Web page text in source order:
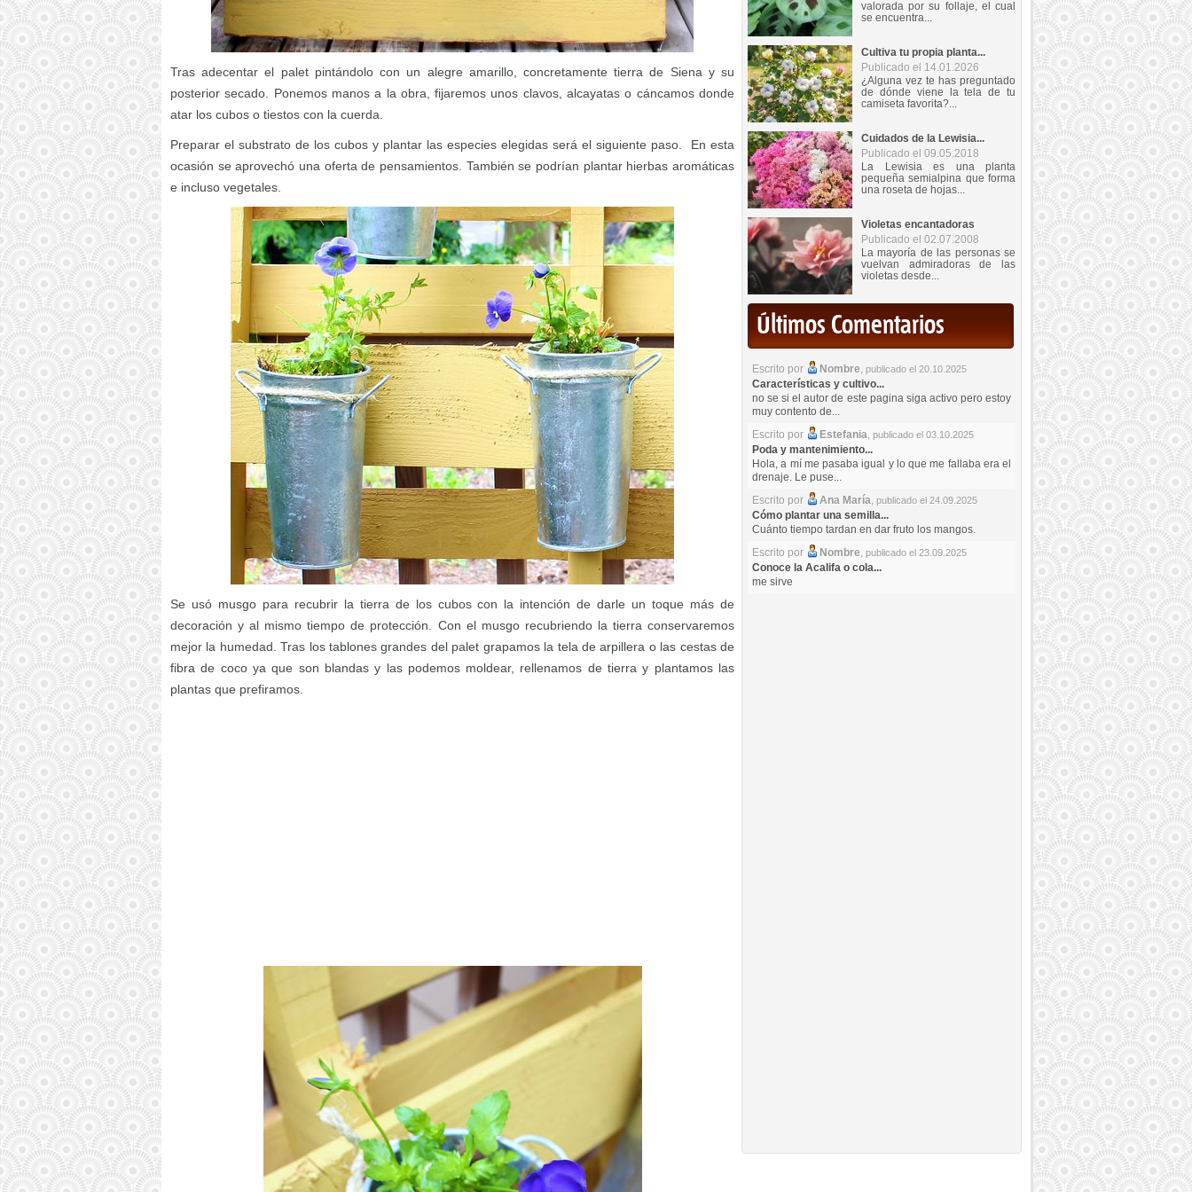
Tras adecentar el palet pintándolo con un alegre amarillo, concretamente tierra de Siena y su
posterior secado. Ponemos manos a la obra, fijaremos unos clavos, alcayatas o cáncamos donde
atar los cubos o tiestos con la cuerda.
Preparar el substrato de los cubos y plantar las especies elegidas será el siguiente paso. En esta
ocasión se aprovechó una oferta de pensamientos. También se podrían plantar hierbas aromáticas
e incluso vegetales.
Se usó musgo para recubrir la tierra de los cubos con la intención de darle un toque más de
decoración y al mismo tiempo de protección. Con el musgo recubriendo la tierra conservaremos
mejor la humedad. Tras los tablones grandes del palet grapamos la tela de arpillera o las cestas de
fibra de coco ya que son blandas y las podemos moldear, rellenamos de tierra y plantamos las
plantas que prefiramos.
valorada por su follaje, el cual
se encuentra...
Cultiva tu propia planta...
Publicado el 14.01.2026
¿Alguna vez te has preguntado
de dónde viene la tela de tu
camiseta favorita?...
Cuidados de la Lewisia...
Publicado el 09.05.2018
La Lewisia es una planta
pequeña semialpina que forma
una roseta de hojas...
Violetas encantadoras
Publicado el 02.07.2008
La mayoría de las personas se
vuelvan admiradoras de las
violetas desde...
Últimos Comentarios
Escrito por Nombre, publicado el 20.10.2025
Características y cultivo...
no se si el autor de este pagina siga activo pero estoy
muy contento de...
Escrito por
Estefania, publicado el 03.10.2025
Poda y mantenimiento...
Hola, a mí me pasaba igual y lo que me fallaba era el
drenaje. Le puse...
Escrito por
Ana María, publicado el 24.09.2025
Cómo plantar una semilla...
Cuánto tiempo tardan en dar fruto los mangos.
Escrito por
Nombre, publicado el 23.09.2025
Conoce la Acalifa o cola...
me sirve